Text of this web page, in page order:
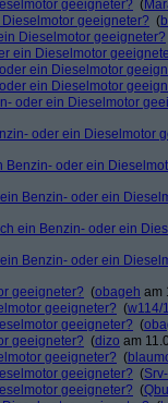
geeigneter? (
geeigneter? (
Dieselmotor geeigneter?
ein Dieselmotor
ein Dieselmotor
ein Dieselmotor
oder ein Dieselmotor
oder ein Dieselmotor
Benzin- oder ein
ein Benzin- oder ein
ein Benzin- oder ein
ein Benzin- oder ein
geeigneter? (obageh am
geeigneter? (w114/
geeigneter? (
geeigneter? (dizo am
geeigneter? (
geeigneter? (
geeigneter? (